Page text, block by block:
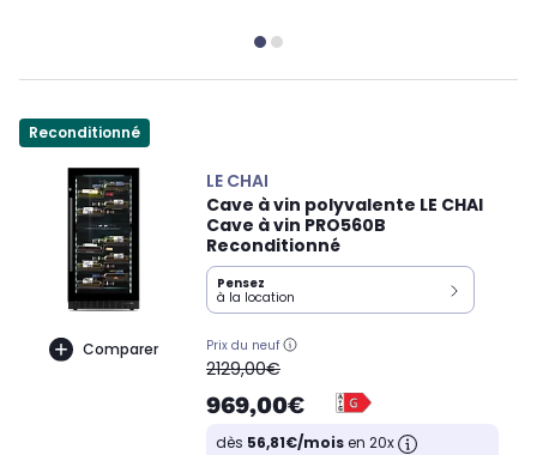
Reconditionné
Comparer
LE CHAI
Cave à vin polyvalente LE CHAI
Cave à vin PRO560B
Reconditionné
Pensez
à la location
Prix du neuf
oldPrice
2129,00€
969,00€
dès 56,81€/moisen 20x